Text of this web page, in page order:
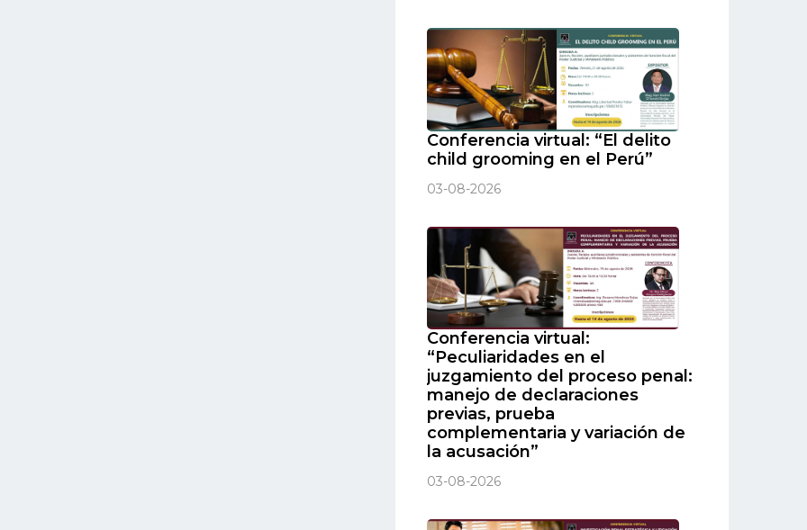
Conferencia virtual: “El delito
child grooming en el Perú”
03-08-2026
Conferencia virtual:
“Peculiaridades en el
juzgamiento del proceso penal:
manejo de declaraciones
previas, prueba
complementaria y variación de
la acusación”
03-08-2026